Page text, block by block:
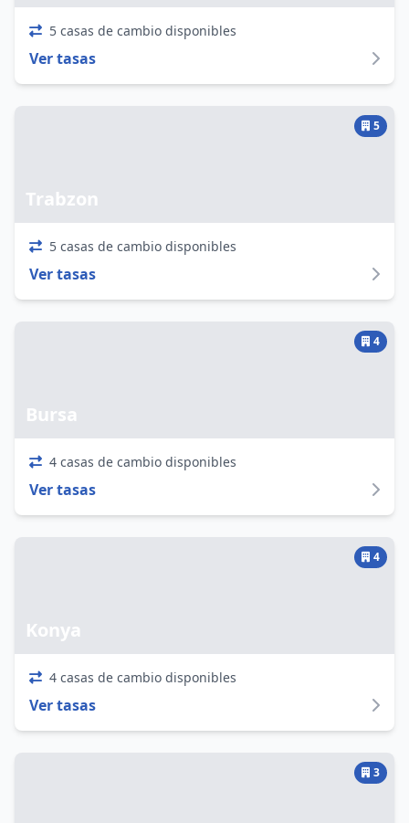
5 casas de cambio disponibles
Ver tasas
Trabzon
5
5 casas de cambio disponibles
Ver tasas
Bursa
4
4 casas de cambio disponibles
Ver tasas
Konya
4
4 casas de cambio disponibles
Ver tasas
3